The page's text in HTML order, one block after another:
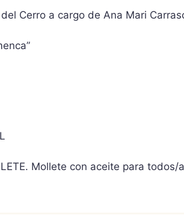
Cerro a cargo de Ana Mari
Mollete con aceite para